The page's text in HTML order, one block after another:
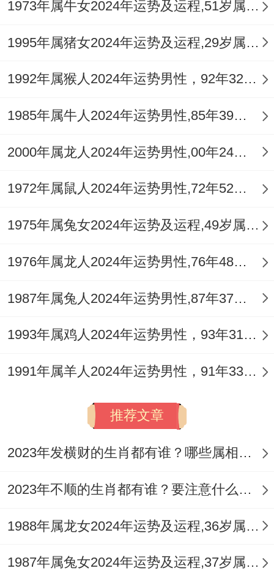
在于「以静制动，以柔克刚」，多安排家庭
活动，避免在冲动时做决定。
战，对应身体则为心血管为你，肾脏、泌尿
为你及眼目需格外关注，流年五行火过旺，
「伏吟」之星扰运，旧疾复发的风险增高，
虑，这不仅是生理的调养之年更是心灵的修
炼之期。
务必建立规律的作息。避免熬夜与过量饮
出门行车主动礼让，慎防交通意外，佩戴专
邪与犀牛踏火之造型，以土性泄火制水，为
身心构筑一道稳固的防护屏障。
在于「调与」而非「对抗」，除随身佩戴祥
九宫飞星之力，2026年五黄廉贞星飞临正南
方，此星属土，煞气重，正南又是太岁方，
1973年属牛女2024年运势及运程,51岁属牛人2024全年每月运势女性如何
1995年属猪女2024年运势及运程,29岁属猪人2024全年每月运势女性如何
1992年属猴人2024年运势男性，92年32岁属猴男2024年每月运程怎么样
1985年属牛人2024年运势男性,85年39岁属牛男2024年每月运程怎么样
2000年属龙人2024年运势男性,00年24岁属龙男2024年每月运程怎么样
1972年属鼠人2024年运势男性,72年52岁属鼠男2024年每月运程怎么样
1975年属兔女2024年运势及运程,49岁属兔人2024全年每月运势女性如何
1976年属龙人2024年运势男性,76年48岁属龙男2024年每月运程怎么样
1987年属兔人2024年运势男性,87年37岁属兔男2024年每月运程怎么样
1993年属鸡人2024年运势男性，93年31岁属鸡男2024年每月运程怎么样
1991年属羊人2024年运势男性，91年33岁属羊男2024年每月运程怎么样
推荐文章
2023年发横财的生肖都有谁？哪些属相财运旺盛？
2023年不顺的生肖都有谁？要注意什么呢？
1988年属龙女2024年运势及运程,36岁属龙人2024全年每月运势女性如何
1987年属兔女2024年运势及运程,37岁属兔人2024全年每月运势女性如何